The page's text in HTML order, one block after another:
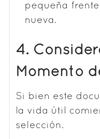
pequeña
nueva.
4.
Momento
Si bien este
la vida útil
selección.